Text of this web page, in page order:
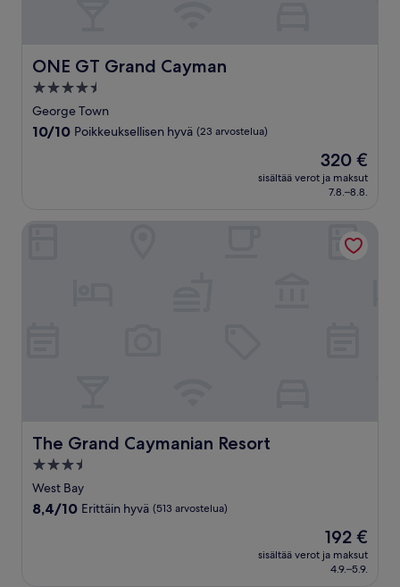
ONE GT Grand Cayman
ONE GT Grand Cayman
4.5
tähden
majoituspaikka
George Town
10.0
arvostelua)
10/10 Poikkeuksellisen hyvä (23 arvostelua)
Hinta
on
320 €
320 €
sisältää verot ja maksut
7.8.–8.8.
The Grand Caymanian Resort
The Grand Caymanian Resort
3.5
tähden
majoituspaikka
West Bay
8.4
8,4/10 Erittäin hyvä (513 arvostelua)
Hinta
on
192 €
192 €
sisältää verot ja maksut
4.9.–5.9.